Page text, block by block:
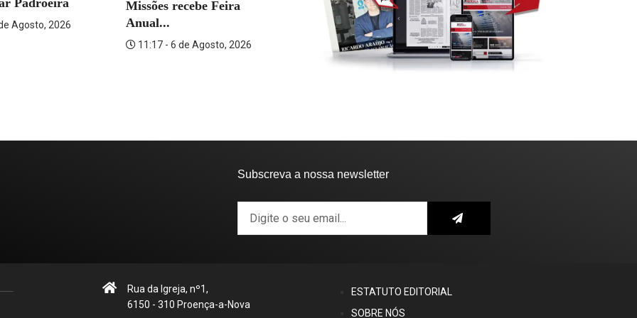
Agosto, 2026
Missões recebe Feira
Anual...
11:17 - 6 de Agosto, 2026
Fotografia já...
10:44 - 6 de Agosto, 2026
NECROLOGIA
Faleceu Fernando Martins
Cardoso
Subscreva a nossa newsletter
Rua da Igreja, nº1,
6150 - 310 Proença-a-Nova
ESTATUTO EDITORIAL
SOBRE NÓS